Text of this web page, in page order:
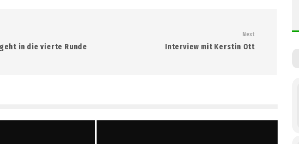
in die vierte Runde
Next
Interview mit Kerstin Ott